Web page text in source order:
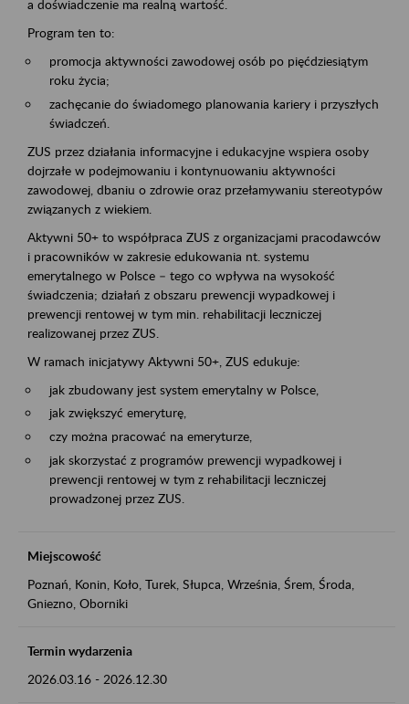
a doświadczenie ma realną wartość.
Program ten to:
promocja aktywności zawodowej osób po pięćdziesiątym
roku życia;
zachęcanie do świadomego planowania kariery i przyszłych
świadczeń.
ZUS przez działania informacyjne i edukacyjne wspiera osoby
dojrzałe w podejmowaniu i kontynuowaniu aktywności
zawodowej, dbaniu o zdrowie oraz przełamywaniu stereotypów
związanych z wiekiem.
Aktywni 50+ to współpraca ZUS z organizacjami pracodawców
i pracowników w zakresie edukowania nt. systemu
emerytalnego w Polsce – tego co wpływa na wysokość
świadczenia; działań z obszaru prewencji wypadkowej i
prewencji rentowej w tym min. rehabilitacji leczniczej
realizowanej przez ZUS.
W ramach inicjatywy Aktywni 50+, ZUS edukuje:
jak zbudowany jest system emerytalny w Polsce,
jak zwiększyć emeryturę,
czy można pracować na emeryturze,
jak skorzystać z programów prewencji wypadkowej i
prewencji rentowej w tym z rehabilitacji leczniczej
prowadzonej przez ZUS.
Miejscowość
Poznań, Konin, Koło, Turek, Słupca, Września, Śrem, Środa,
Gniezno, Oborniki
Termin wydarzenia
2026.03.16 - 2026.12.30